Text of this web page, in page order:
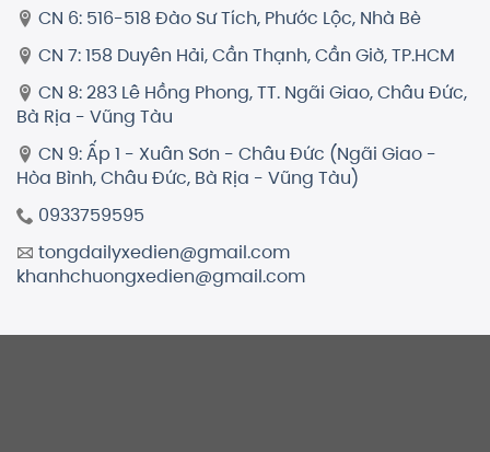
CN 6: 516-518 Đào Sư Tích, Phước Lộc, Nhà Bè
CN 7: 158 Duyên Hải, Cần Thạnh, Cần Giờ, TP.HCM
CN 8: 283 Lê Hồng Phong, TT. Ngãi Giao, Châu Đức,
Bà Rịa - Vũng Tàu
CN 9: Ấp 1 - Xuân Sơn - Châu Đức (Ngãi Giao -
Hòa Bình, Châu Đức, Bà Rịa - Vũng Tàu)
0933759595
tongdailyxedien@gmail.com
khanhchuongxedien@gmail.com